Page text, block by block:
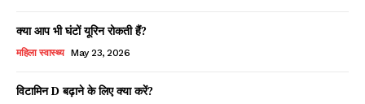
क्या आप भी घंटों यूरिन रोकती हैं?
महिला स्वास्थ्य May 23, 2026
विटामिन D बढ़ाने के लिए क्या करें?